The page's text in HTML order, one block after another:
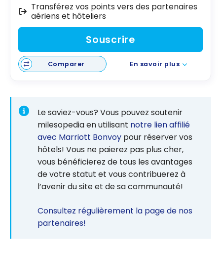
Transférez vos points vers des partenaires
aériens et hôteliers
Souscrire
Comparer En savoir plus
Le saviez-vous? Vous pouvez soutenir
milesopedia en utilisant notre lien affilié
avec Marriott Bonvoy pour réserver vos
hôtels! Vous ne paierez pas plus cher,
vous bénéficierez de tous les avantages
de votre statut et vous contribuerez à
l’avenir du site et de sa communauté!
Consultez régulièrement la page de nos
partenaires!